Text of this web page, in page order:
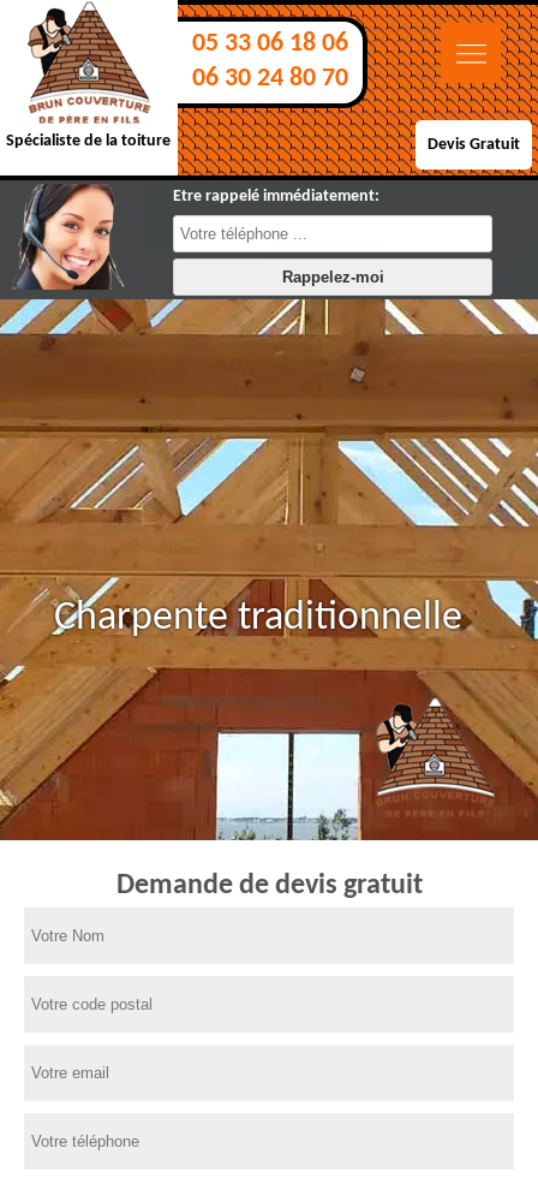
Spécialiste de la toiture
05 33 06 18 06
06 30 24 80 70
Devis Gratuit
Etre rappelé immédiatement:
Charpente traditionnelle
Demande de devis gratuit